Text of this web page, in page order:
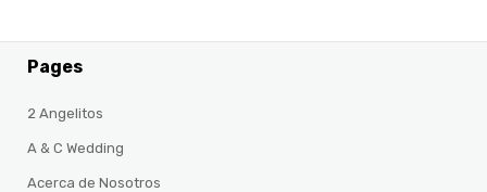
Pages
2 Angelitos
A & C Wedding
Acerca de Nosotros